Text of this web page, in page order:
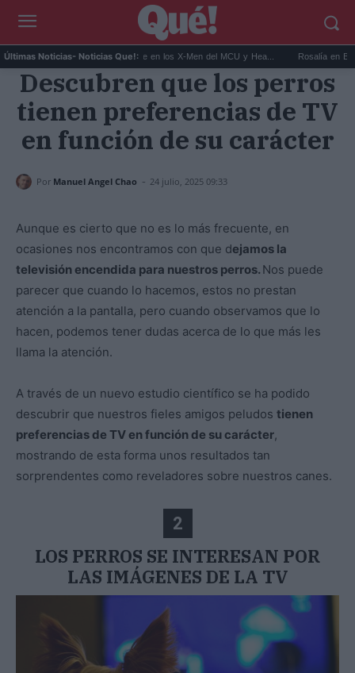
Últimas Noticias- Noticias Que!:
Kit Connor será Cíclope en los X-Men del MCU y Hea... Rosalía en
Descubren que los perros
tienen preferencias de TV
en función de su carácter
Por Manuel Angel Chao - 24 julio, 2025 09:33
Aunque es cierto que no es lo más frecuente, en
ocasiones nos encontramos con que dejamos la
televisión encendida para nuestros perros. Nos puede
parecer que cuando lo hacemos, estos no prestan
atención a la pantalla, pero cuando observamos que lo
hacen, podemos tener dudas acerca de lo que más les
llama la atención.
A través de un nuevo estudio científico se ha podido
descubrir que nuestros fieles amigos peludos tienen
preferencias de TV en función de su carácter,
mostrando de esta forma unos resultados tan
sorprendentes como reveladores sobre nuestros canes.
2
LOS PERROS SE INTERESAN POR
LAS IMÁGENES DE LA TV